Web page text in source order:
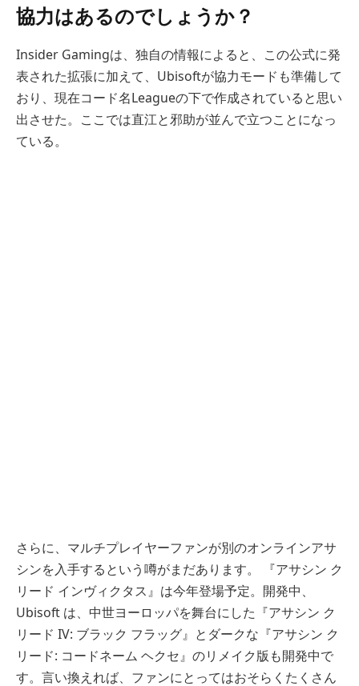
協力はあるのでしょうか？
Insider Gamingは、独自の情報によると、この公式に発
表された拡張に加えて、Ubisoftが協力モードも準備して
おり、現在コード名Leagueの下で作成されていると思い
出させた。ここでは直江と邪助が並んで立つことになっ
ている。
さらに、マルチプレイヤーファンが別のオンラインアサ
シンを入手するという噂がまだあります。 『アサシン ク
リード インヴィクタス』は今年登場予定。開発中、
Ubisoft は、中世ヨーロッパを舞台にした『アサシン ク
リード IV: ブラック フラッグ』とダークな『アサシン ク
リード: コードネーム ヘクセ』のリメイク版も開発中で
す。言い換えれば、ファンにとってはおそらくたくさん